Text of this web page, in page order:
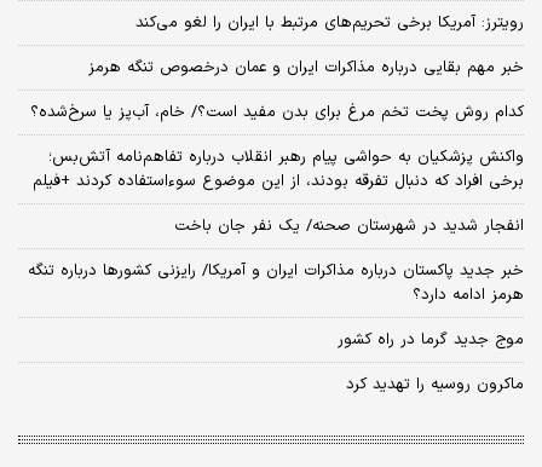
رویترز: آمریکا برخی تحریم‌های مرتبط با ایران را لغو می‌کند
خبر مهم بقایی درباره مذاکرات ایران و عمان درخصوص تنگه هرمز
کدام روش پخت تخم مرغ برای بدن مفید است؟/ خام، آب‌پز یا سرخ‌شده؟
واکنش پزشکیان به حواشی پیام رهبر انقلاب درباره تفاهم‌نامه آتش‌بس؛
برخی افراد که دنبال تفرقه بودند، از این موضوع سوءاستفاده کردند +فیلم
انفجار شدید در شهرستان صحنه/ یک نفر جان باخت
خبر جدید پاکستان درباره مذاکرات ایران و آمریکا/ رایزنی کشورها درباره تنگه
هرمز ادامه دارد؟
موج جدید گرما در راه کشور
ماکرون روسیه را تهدید کرد